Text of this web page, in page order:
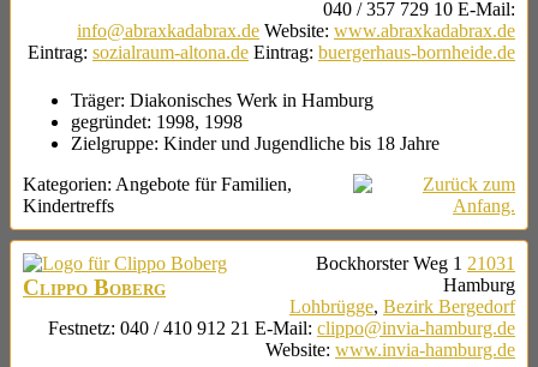
040 / 357 729 10 E-Mail:
info@abraxkadabrax.de Website: www.abraxkadabrax.de
Eintrag: sozialraum-altona.de Eintrag: buergerhaus-bornheide.de
Träger: Diakonisches Werk in Hamburg
gegründet: 1998, 1998
Zielgruppe: Kinder und Jugendliche bis 18 Jahre
Kategorien: Angebote für Familien,
Kindertreffs
Clippo Boberg
Bockhorster Weg 1 21031
Hamburg
Lohbrügge, Bezirk Bergedorf
Festnetz: 040 / 410 912 21 E-Mail: clippo@invia-hamburg.de
Website: www.invia-hamburg.de